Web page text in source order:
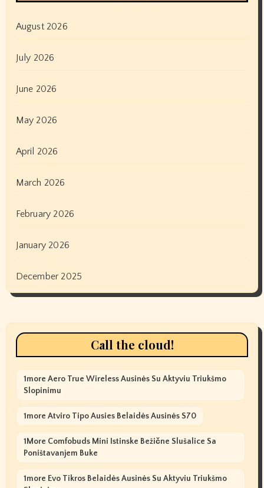
August 2026
July 2026
June 2026
May 2026
April 2026
March 2026
February 2026
January 2026
December 2025
Call the cloud!
1more Aero True Wireless Ausinės Su Aktyviu Triukšmo
Slopinimu
1more Atviro Tipo Ausies Belaidės Ausinės S70
1More Comfobuds Mini Istinske Bežične Slušalice Sa
Poništavanjem Buke
1more Evo Tikros Belaidės Ausinės Su Aktyviu Triukšmo